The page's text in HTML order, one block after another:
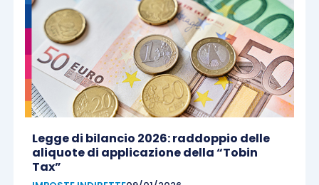
Legge di bilancio 2026: raddoppio delle
aliquote di applicazione della “Tobin
Tax”